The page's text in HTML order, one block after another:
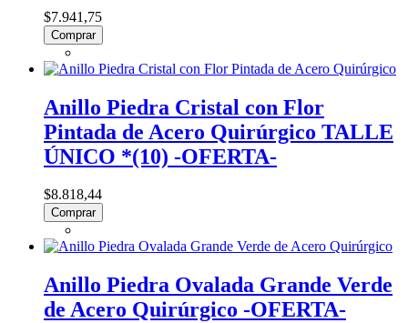
$7.941,75
Comprar
Anillo Piedra Cristal con Flor
Pintada de Acero Quirúrgico TALLE
ÚNICO *(10) -OFERTA-
$8.818,44
Comprar
Anillo Piedra Ovalada Grande Verde
de Acero Quirúrgico -OFERTA-